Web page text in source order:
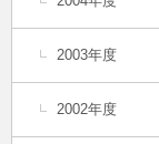
2003年度
2002年度